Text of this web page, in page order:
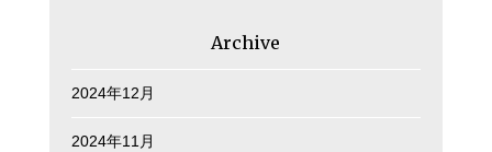
Archive
2024年12月
2024年11月